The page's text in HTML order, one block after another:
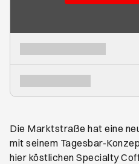
Die Marktstraße hat eine
mit seinem Tagesbar-
hier köstlichen Specialty